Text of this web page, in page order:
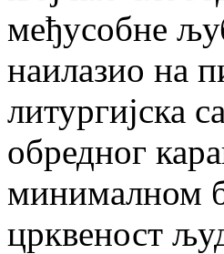
међусобне
наилазио на
литургијска
обредног
минималном
црквеност